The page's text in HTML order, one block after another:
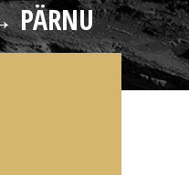
PÄRNU